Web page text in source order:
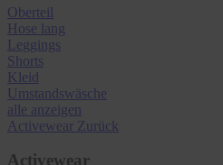
Oberteil
Hose lang
Leggings
Shorts
Kleid
Umstandswäsche
alle anzeigen
Activewear Zurück
Activewear